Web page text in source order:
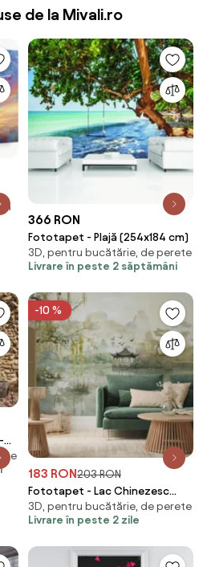
de la Mivali.ro
366 RON
Fototapet - Plajă (254x184 cm)
3D, pentru bucătărie, de perete
Livrare în peste 2 săptămâni
-10 %
183 RON203 RON
Fototapet - Lac Chinezesc
(147x102 cm)
3D, pentru bucătărie, de perete
Livrare în peste 2 zile